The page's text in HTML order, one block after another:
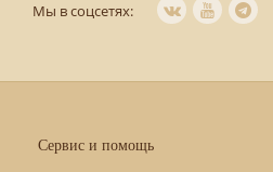
Мы в соцсетях:
Сервис и помощь